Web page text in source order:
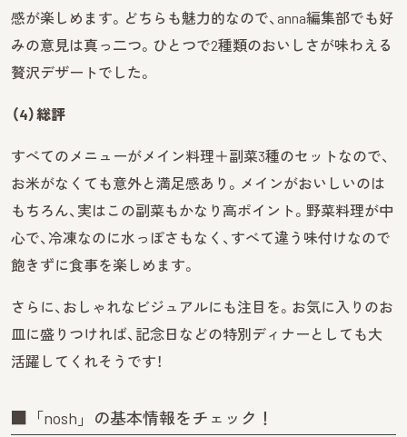
感が楽しめます。どちらも魅力的なので、anna編集部でも好
みの意見は真っ二つ。ひとつで2種類のおいしさが味わえる
贅沢デザートでした。
（4）総評
すべてのメニューがメイン料理＋副菜3種のセットなので、
お米がなくても意外と満足感あり。メインがおいしいのは
もちろん、実はこの副菜もかなり高ポイント。野菜料理が中
心で、冷凍なのに水っぽさもなく、すべて違う味付けなので
飽きずに食事を楽しめます。
さらに、おしゃれなビジュアルにも注目を。お気に入りのお
皿に盛りつければ、記念日などの特別ディナーとしても大
活躍してくれそうです！
■「nosh」の基本情報をチェック！